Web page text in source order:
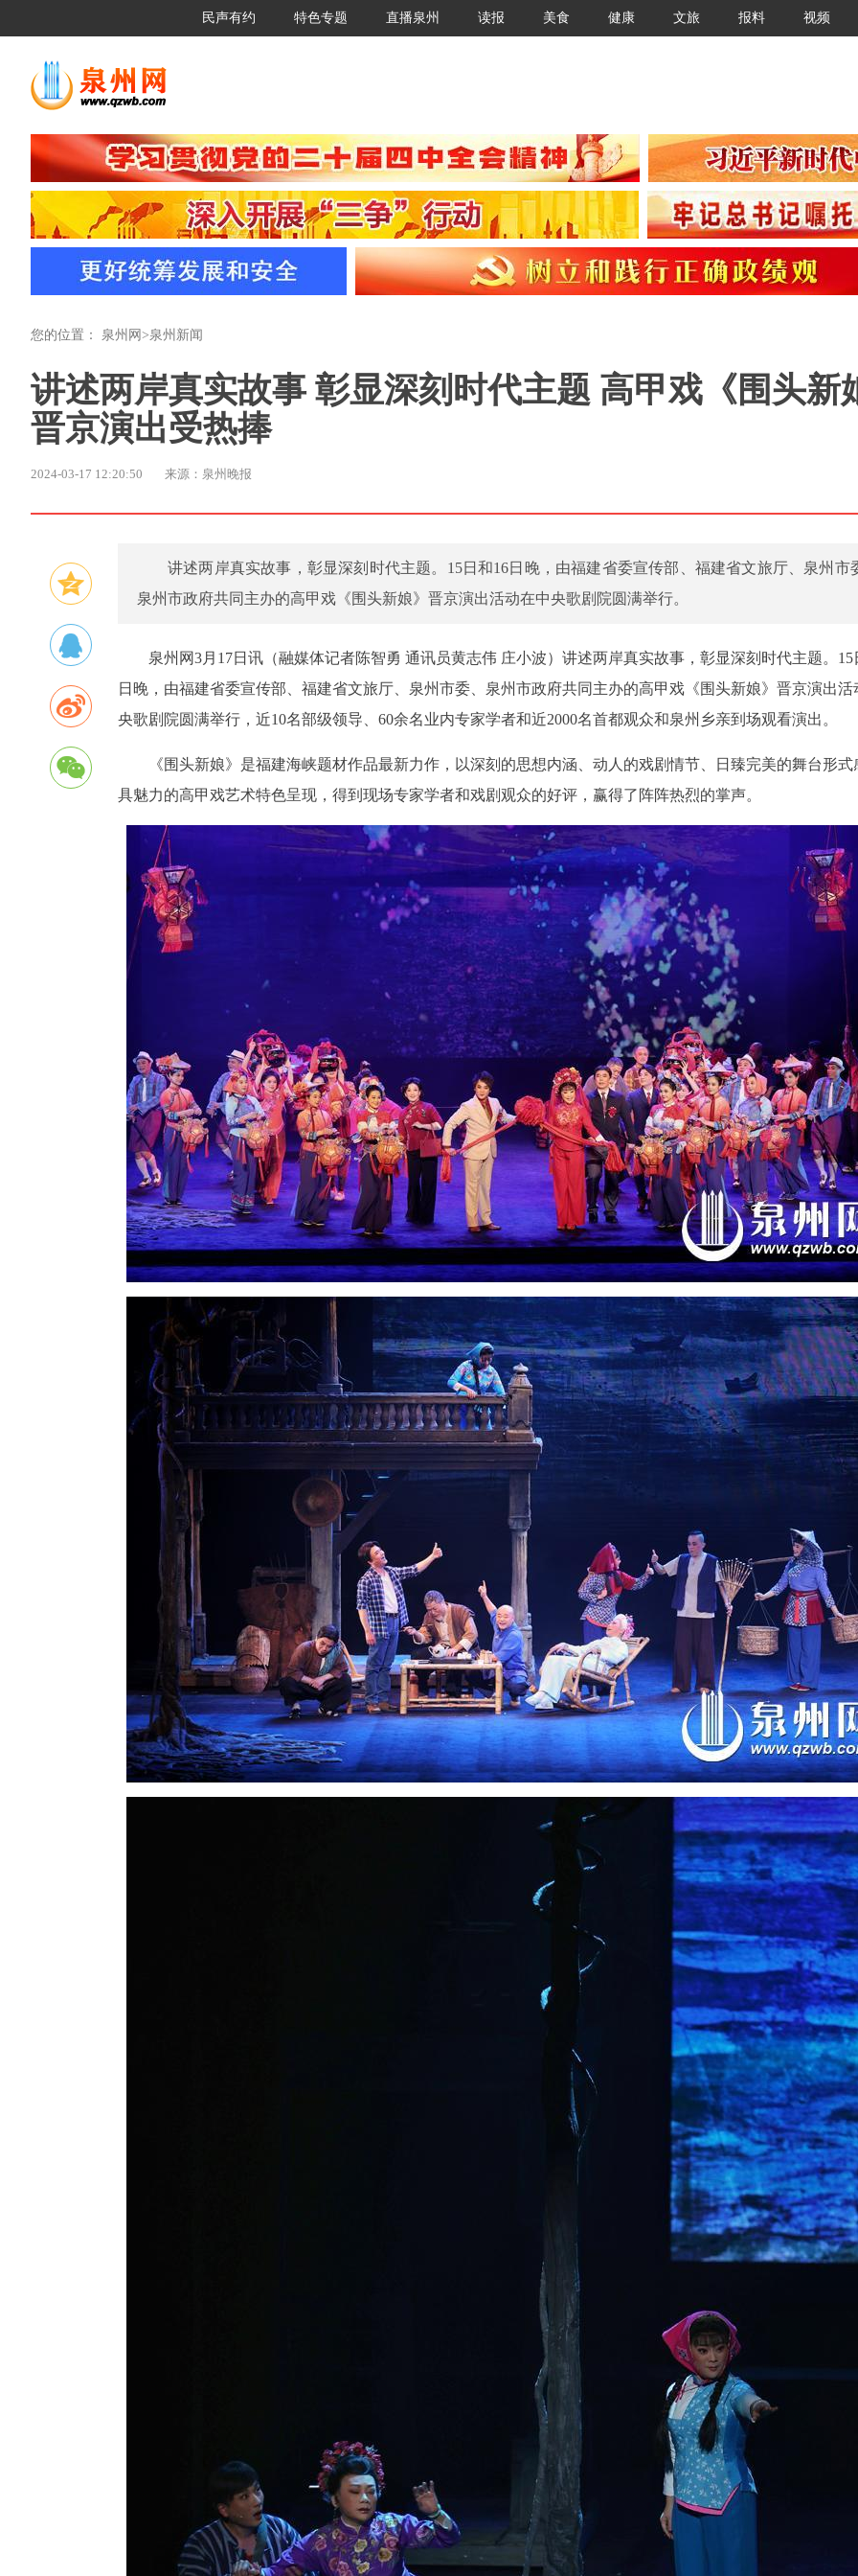
民声有约 特色专题 直播泉州 读报 美食 健康 文旅 报料 视频
您的位置： 泉州网 >泉州新闻
讲述两岸真实故事 彰显深刻时代主题 高甲戏《围头新
晋京演出受热捧
2024-03-17 12:20:50 来源：泉州晚报
讲述两岸真实故事，彰显深刻时代主题。15日和16日晚，由福建省委宣传部、福建省文旅厅、泉州市
泉州市政府共同主办的高甲戏《围头新娘》晋京演出活动在中央歌剧院圆满举行。
泉州网3月17日讯（融媒体记者陈智勇 通讯员黄志伟 庄小波）讲述两岸真实故事，彰显深刻时代主题。15
日晚，由福建省委宣传部、福建省文旅厅、泉州市委、泉州市政府共同主办的高甲戏《围头新娘》晋京演出活
央歌剧院圆满举行，近10名部级领导、60余名业内专家学者和近2000名首都观众和泉州乡亲到场观看演出。
《围头新娘》是福建海峡题材作品最新力作，以深刻的思想内涵、动人的戏剧情节、日臻完美的舞台形式
具魅力的高甲戏艺术特色呈现，得到现场专家学者和戏剧观众的好评，赢得了阵阵热烈的掌声。